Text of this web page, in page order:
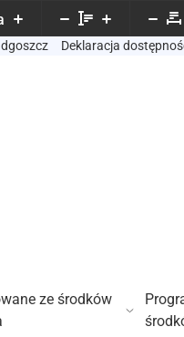
Deklaracja
ze środków